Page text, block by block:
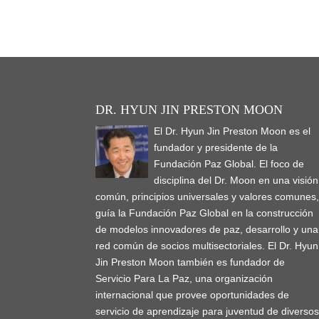
DR. HYUN JIN PRESTON MOON
El Dr. Hyun Jin Preston Moon es el
fundador y presidente de la
Fundación Paz Global. El foco de
disciplina del Dr. Moon en una visión
común, principios universales y valores comunes,
guía la Fundación Paz Global en la construcción
de modelos innovadores de paz, desarrollo y una
red común de socios multisectoriales. El Dr. Hyun
Jin Preston Moon también es fundador de
Servicio Para La Paz, una organización
internacional que provee oportunidades de
servicio de aprendizaje para juventud de diversos